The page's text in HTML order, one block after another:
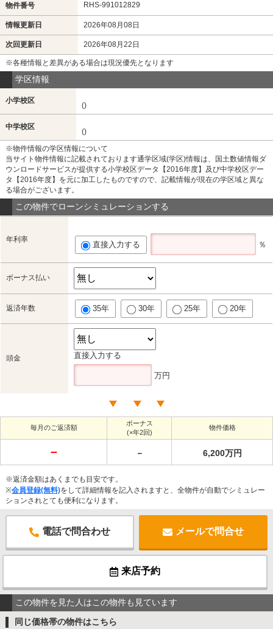
物件番号 RHS-991012829
情報更新日 2026年08月08日
次回更新日 2026年08月22日
※各種情報と差異がある場合は現況優先となります
学区情報
小学校区
()
中学校区
()
※物件情報の学区情報について
当サイト物件情報に記載されております通学区域(学区)情報は、国土数値情報ダ
ウンロードサービスが提供する小学校区データ【2016年度】及び中学校区デー
タ【2016年度】を元に加工したものですので、記載情報が現在の学区域と異な
る場合がございます。
この物件でローンシミュレーションする
年利率
直接入力する ％
ボーナス払い
返済年数 35年 30年 25年 20年
頭金 直接入力する
万円
毎月のご返済額
ボーナス
(×年2回)
物件価格
－ － 6,200万円
※返済金額はあくまでも目安です。
※会員登録(無料)をして詳細情報を記入されますと、全物件が自動でシミュレー
ションされとても便利になります。
電話で問合わせ メールで問合せ
来店予約
この物件を見た人はこの物件も見ています
同じ価格帯の物件はこちら